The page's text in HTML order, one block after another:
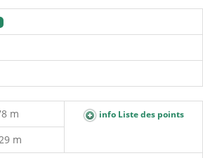
m info Liste des points
m